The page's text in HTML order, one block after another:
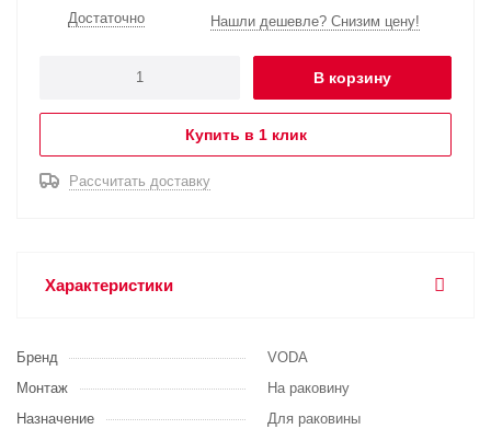
Достаточно Нашли дешевле? Снизим цену!
В корзину
Купить в 1 клик
Рассчитать доставку
Характеристики
Бренд
VODA
Монтаж
На раковину
Назначение
Для раковины